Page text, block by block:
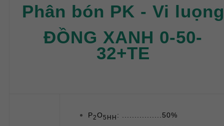
Phân bón PK - Vi luọng
ĐỒNG XANH 0-50-
32+TE
P2O5HH : ................50%